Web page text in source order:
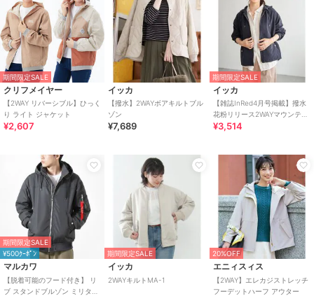
期間限定SALE
クリフメイヤー
【2WAY リバーシブル】ひっく
り ライト ジャケット
¥2,607
イッカ
【撥水】2WAYボアキルトブル
ゾン
¥7,689
期間限定SALE
イッカ
【雑誌InRed4月号掲載】撥水
花粉リリース2WAYマウンテン
パーカー【親子コーデ】
¥3,514
期間限定SALE
¥500ｸｰﾎﾟﾝ
マルカワ
【脱着可能のフード付き】 リ
ブ スタンドブルゾン ミリタリ
期間限定SALE
イッカ
2WAYキルトMA-1
20%OFF
エニィスィス
【2WAY】エレカジストレッチ
フーデットハーフ アウター